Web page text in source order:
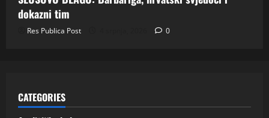
dokazni tim
Res Publica Post 0
CATEGORIES